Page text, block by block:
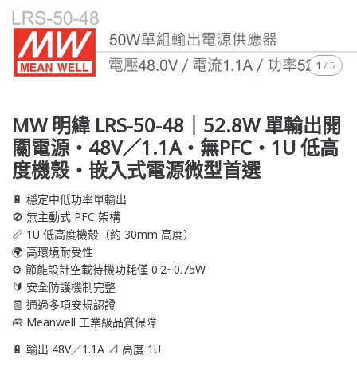
1 /5
MW 明緯 LRS-50-48｜52.8W 單輸出開
關電源・48V／1.1A・無PFC・1U 低高
度機殼・嵌入式電源微型首選
🔋 穩定中低功率單輸出
🚫 無主動式 PFC 架構
📏 1U 低高度機殼（約 30mm 高度）
🌍 高環境耐受性
⚙️ 節能設計空載待機功耗僅 0.2~0.75W
🔰 安全防護機制完整
🧾 通過多項安規認證
🧰 Meanwell 工業級品質保障
🔋 輸出 48V／1.1A 📐 高度 1U